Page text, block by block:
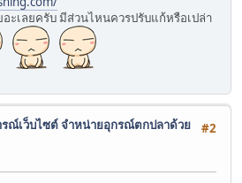
ะเลยครับ มีส่วนไหนควรปรับแก้หรือเปล่า
#2
รณ์เว็บไซต์ จำหน่ายอุกรณ์ตกปลาด้วย